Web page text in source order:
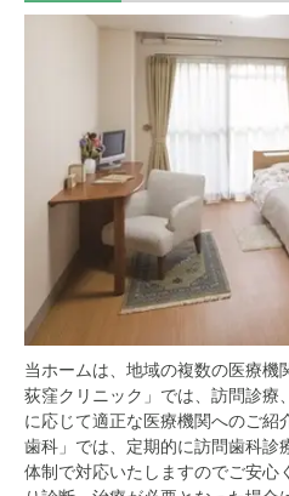
当ホームは、地域の複数の医療機
荻窪クリニック」では、訪問診療
に応じて適正な医療機関へのご紹
歯科」では、定期的に訪問歯科診
体制で対応いたしますのでご安心